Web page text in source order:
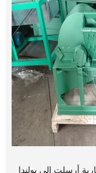
أرسلت إلى بولندا